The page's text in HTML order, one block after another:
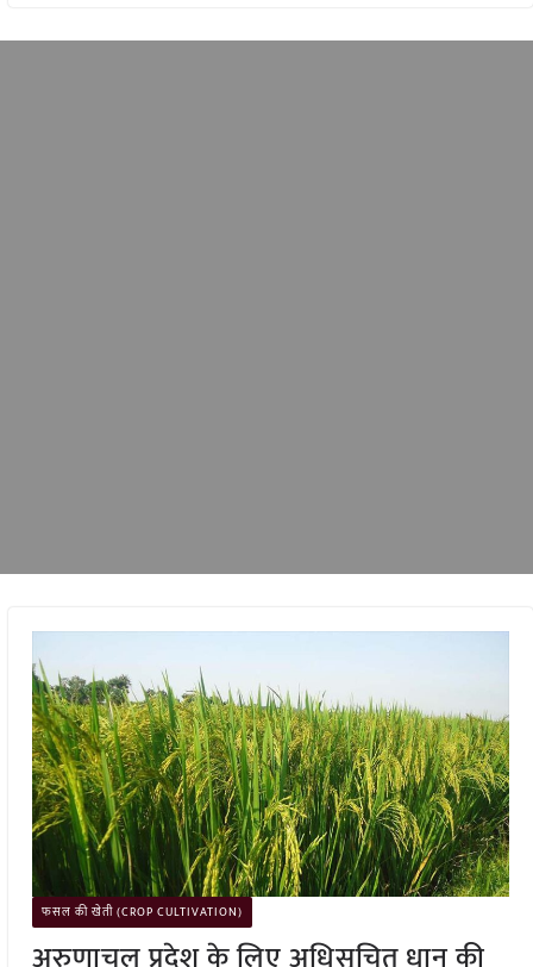
फसल की खेती (CROP CULTIVATION)